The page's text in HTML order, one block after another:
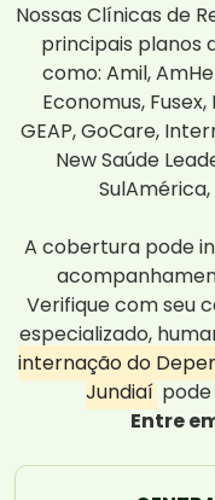
Nossas Clínicas de
principais planos
como: Amil,
Economus,
GEAP, GoCare,
New Saúde
A cobertura pode
Verifique com seu
especializado,
internação do
Jundiaí
Entre